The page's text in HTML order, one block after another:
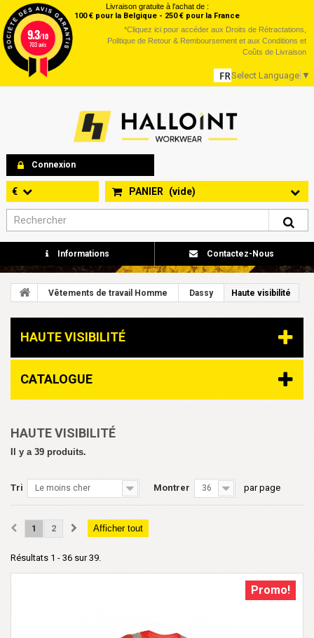
Livraison gratuite à l'achat de :
100 € pour la Belgique - 250 € pour la France
*Cliquez ici pour accéder aux Droits de Rétractations,
Politique de Retour & Remboursement et aux Conditions et
Coûts de Livraison
Select Language ▼
Connexion
PANIER (vide)
€
Informations Contactez-Nous
Vêtements de travail Homme Dassy Haute visibilité
HAUTE VISIBILITÉ
CATALOGUE
HAUTE VISIBILITÉ
Il y a 39 produits.
Tri Le moins cher Montrer 36 par page
Afficher tout
1 2
Résultats 1 - 36 sur 39.
Promo!
9.3/10
703 avis